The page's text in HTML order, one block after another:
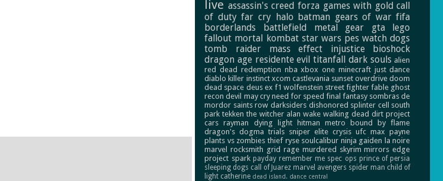
live assassin's creed forza games with gold call
of duty far cry halo batman gears of war fifa
borderlands
battlefield metal gear gta
lego
fallout mortal kombat star wars pes watch dogs
tomb raider
mass effect injustice
bioshock
dragon age residente evil titanfall dark souls alien
red dead redemption nba xbox one minecraft just dance
diablo killer instinct xcom castlevania sunset overdrive doom
dead space deus ex f1 wolfenstein street fighter fable ghost
recon devil may cry need for speed final fantasy sombras de
mordor saints row darksiders dishonored splinter cell south
park tekken the witcher alan wake walking dead dirt project
cars rayman dying light hitman metro
bound by flame
dragon's dogma trials sniper elite crysis ufc max payne
plants vs zombies thief ryse soulcalibur ninja gaiden la noire
marvel rocksmith grid rage murdered skyrim mirrors edge
project spark payday remember me spec ops prince of persia
sleeping dogs call of Juarez marvel avengers spider man child of
light catherine dead island. dance central